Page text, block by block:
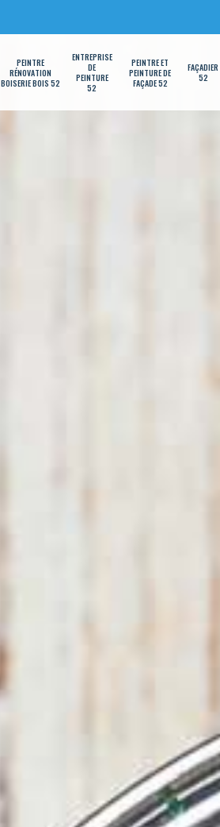
PEINTRE
RÉNOVATION
BOISERIE BOIS 52
ENTREPRISE
DE
PEINTURE
52
PEINTRE ET
PEINTURE DE
FAÇADE 52
FAÇADIER
52